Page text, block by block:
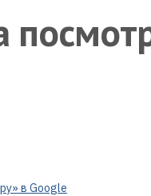
в Google